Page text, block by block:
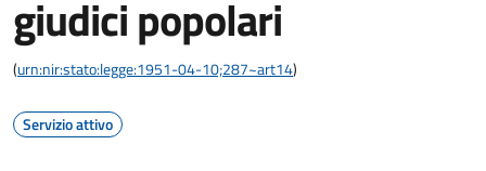
giudici popolari
(urn:nir:stato:legge:1951-04-10;287~art14)
Servizio attivo